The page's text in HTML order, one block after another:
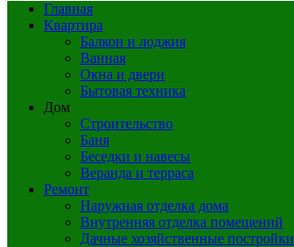
Главная
Квартира
Балкон и лоджия
Ванная
Окна и двери
Бытовая техника
Дом
Строительство
Баня
Беседки и навесы
Веранда и терраса
Ремонт
Наружная отделка дома
Внутренняя отделка помещений
Дачные хозяйственные постройки